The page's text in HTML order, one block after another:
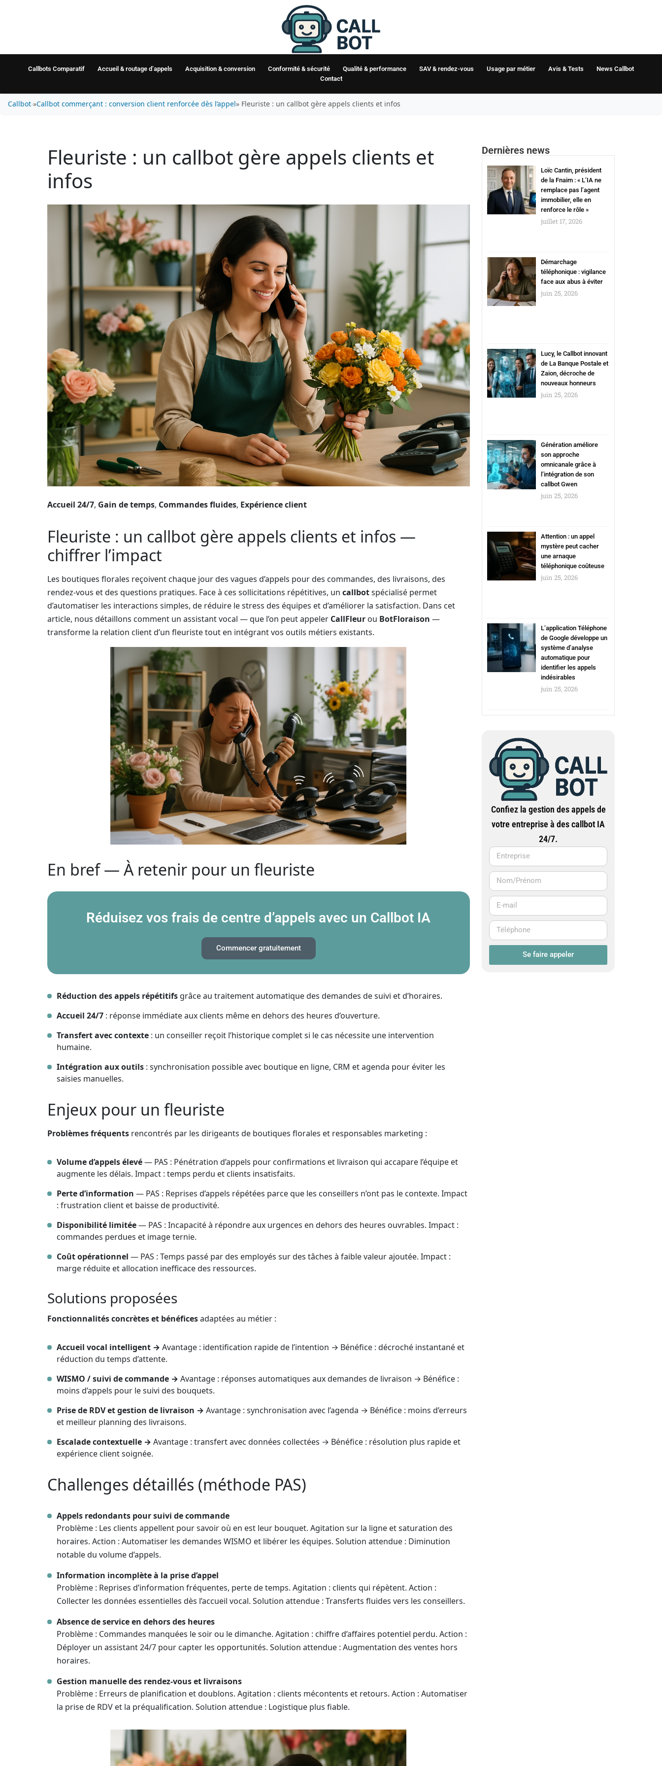
Callbots Comparatif Accueil & routage d’appels Acquisition & conversion Conformité & sécurité Qualité & performance SAV & rendez-vous Usage par métier Avis & Tests
News Callbot
Contact
Callbot »Callbot commerçant : conversion client renforcée dès l’appel» Fleuriste : un callbot gère appels clients et infos
Fleuriste : un callbot gère appels clients et
infos
Accueil 24/7, Gain de temps, Commandes fluides, Expérience client
Fleuriste : un callbot gère appels clients et infos —
chiffrer l’impact
Les boutiques florales reçoivent chaque jour des vagues d’appels pour des commandes, des livraisons, des
rendez-vous et des questions pratiques. Face à ces sollicitations répétitives, un callbotspécialisé permet
d’automatiser les interactions simples, de réduire le stress des équipes et d’améliorer la satisfaction. Dans cet
article, nous détaillons comment un assistant vocal — que l’on peut appeler CallFleurou BotFloraison —
transforme la relation client d’un fleuriste tout en intégrant vos outils métiers existants.
En bref — À retenir pour un fleuriste
Réduisez vos frais de centre d’appels avec un Callbot IA
Commencer gratuitement
Réduction des appels répétitifsgrâce au traitement automatique des demandes de suivi et d’horaires.
Accueil 24/7: réponse immédiate aux clients même en dehors des heures d’ouverture.
Transfert avec contexte: un conseiller reçoit l’historique complet si le cas nécessite une intervention
humaine.
Intégration aux outils: synchronisation possible avec boutique en ligne, CRM et agenda pour éviter les
saisies manuelles.
Enjeux pour un fleuriste
Problèmes fréquentsrencontrés par les dirigeants de boutiques florales et responsables marketing :
Volume d’appels élevé— PAS : Pénétration d’appels pour confirmations et livraison qui accapare l’équipe et
augmente les délais. Impact : temps perdu et clients insatisfaits.
Perte d’information — PAS : Reprises d’appels répétées parce que les conseillers n’ont pas le contexte. Impact
: frustration client et baisse de productivité.
Disponibilité limitée— PAS : Incapacité à répondre aux urgences en dehors des heures ouvrables. Impact :
commandes perdues et image ternie.
Coût opérationnel — PAS : Temps passé par des employés sur des tâches à faible valeur ajoutée. Impact :
marge réduite et allocation inefficace des ressources.
Solutions proposées
Fonctionnalités concrètes et bénéficesadaptées au métier :
Accueil vocal intelligent → Avantage : identification rapide de l’intention → Bénéfice : décroché instantané et
réduction du temps d’attente.
WISMO / suivi de commande → Avantage : réponses automatiques aux demandes de livraison → Bénéfice :
moins d’appels pour le suivi des bouquets.
Prise de RDV et gestion de livraison → Avantage : synchronisation avec l’agenda → Bénéfice : moins d’erreurs
et meilleur planning des livraisons.
Escalade contextuelle → Avantage : transfert avec données collectées → Bénéfice : résolution plus rapide et
expérience client soignée.
Challenges détaillés (méthode PAS)
Appels redondants pour suivi de commande
Problème : Les clients appellent pour savoir où en est leur bouquet. Agitation sur la ligne et saturation des
horaires. Action : Automatiser les demandes WISMO et libérer les équipes. Solution attendue : Diminution
notable du volume d’appels.
Information incomplète à la prise d’appel
Problème : Reprises d’information fréquentes, perte de temps. Agitation : clients qui répètent. Action :
Collecter les données essentielles dès l’accueil vocal. Solution attendue : Transferts fluides vers les conseillers.
Absence de service en dehors des heures
Problème : Commandes manquées le soir ou le dimanche. Agitation : chiffre d’affaires potentiel perdu. Action :
Déployer un assistant 24/7 pour capter les opportunités. Solution attendue : Augmentation des ventes hors
horaires.
Gestion manuelle des rendez-vous et livraisons
Problème : Erreurs de planification et doublons. Agitation : clients mécontents et retours. Action : Automatiser
la prise de RDV et la préqualification. Solution attendue : Logistique plus fiable.
Dernières news
Loïc Cantin, président
de la Fnaim : « L’IA ne
remplace pas l’agent
immobilier, elle en
renforce le rôle »
juillet 17, 2026
Démarchage
téléphonique : vigilance
face aux abus à éviter
juin 25, 2026
Lucy, le Callbot innovant
de La Banque Postale et
Zaion, décroche de
nouveaux honneurs
juin 25, 2026
Génération améliore
son approche
omnicanale grâce à
l’intégration de son
callbot Gwen
juin 25, 2026
Attention : un appel
mystère peut cacher
une arnaque
téléphonique coûteuse
juin 25, 2026
L’application Téléphone
de Google développe un
système d’analyse
automatique pour
identifier les appels
indésirables
juin 25, 2026
Confiez la gestion des appels de
votre entreprise à des callbot IA
24/7.
Se faire appeler